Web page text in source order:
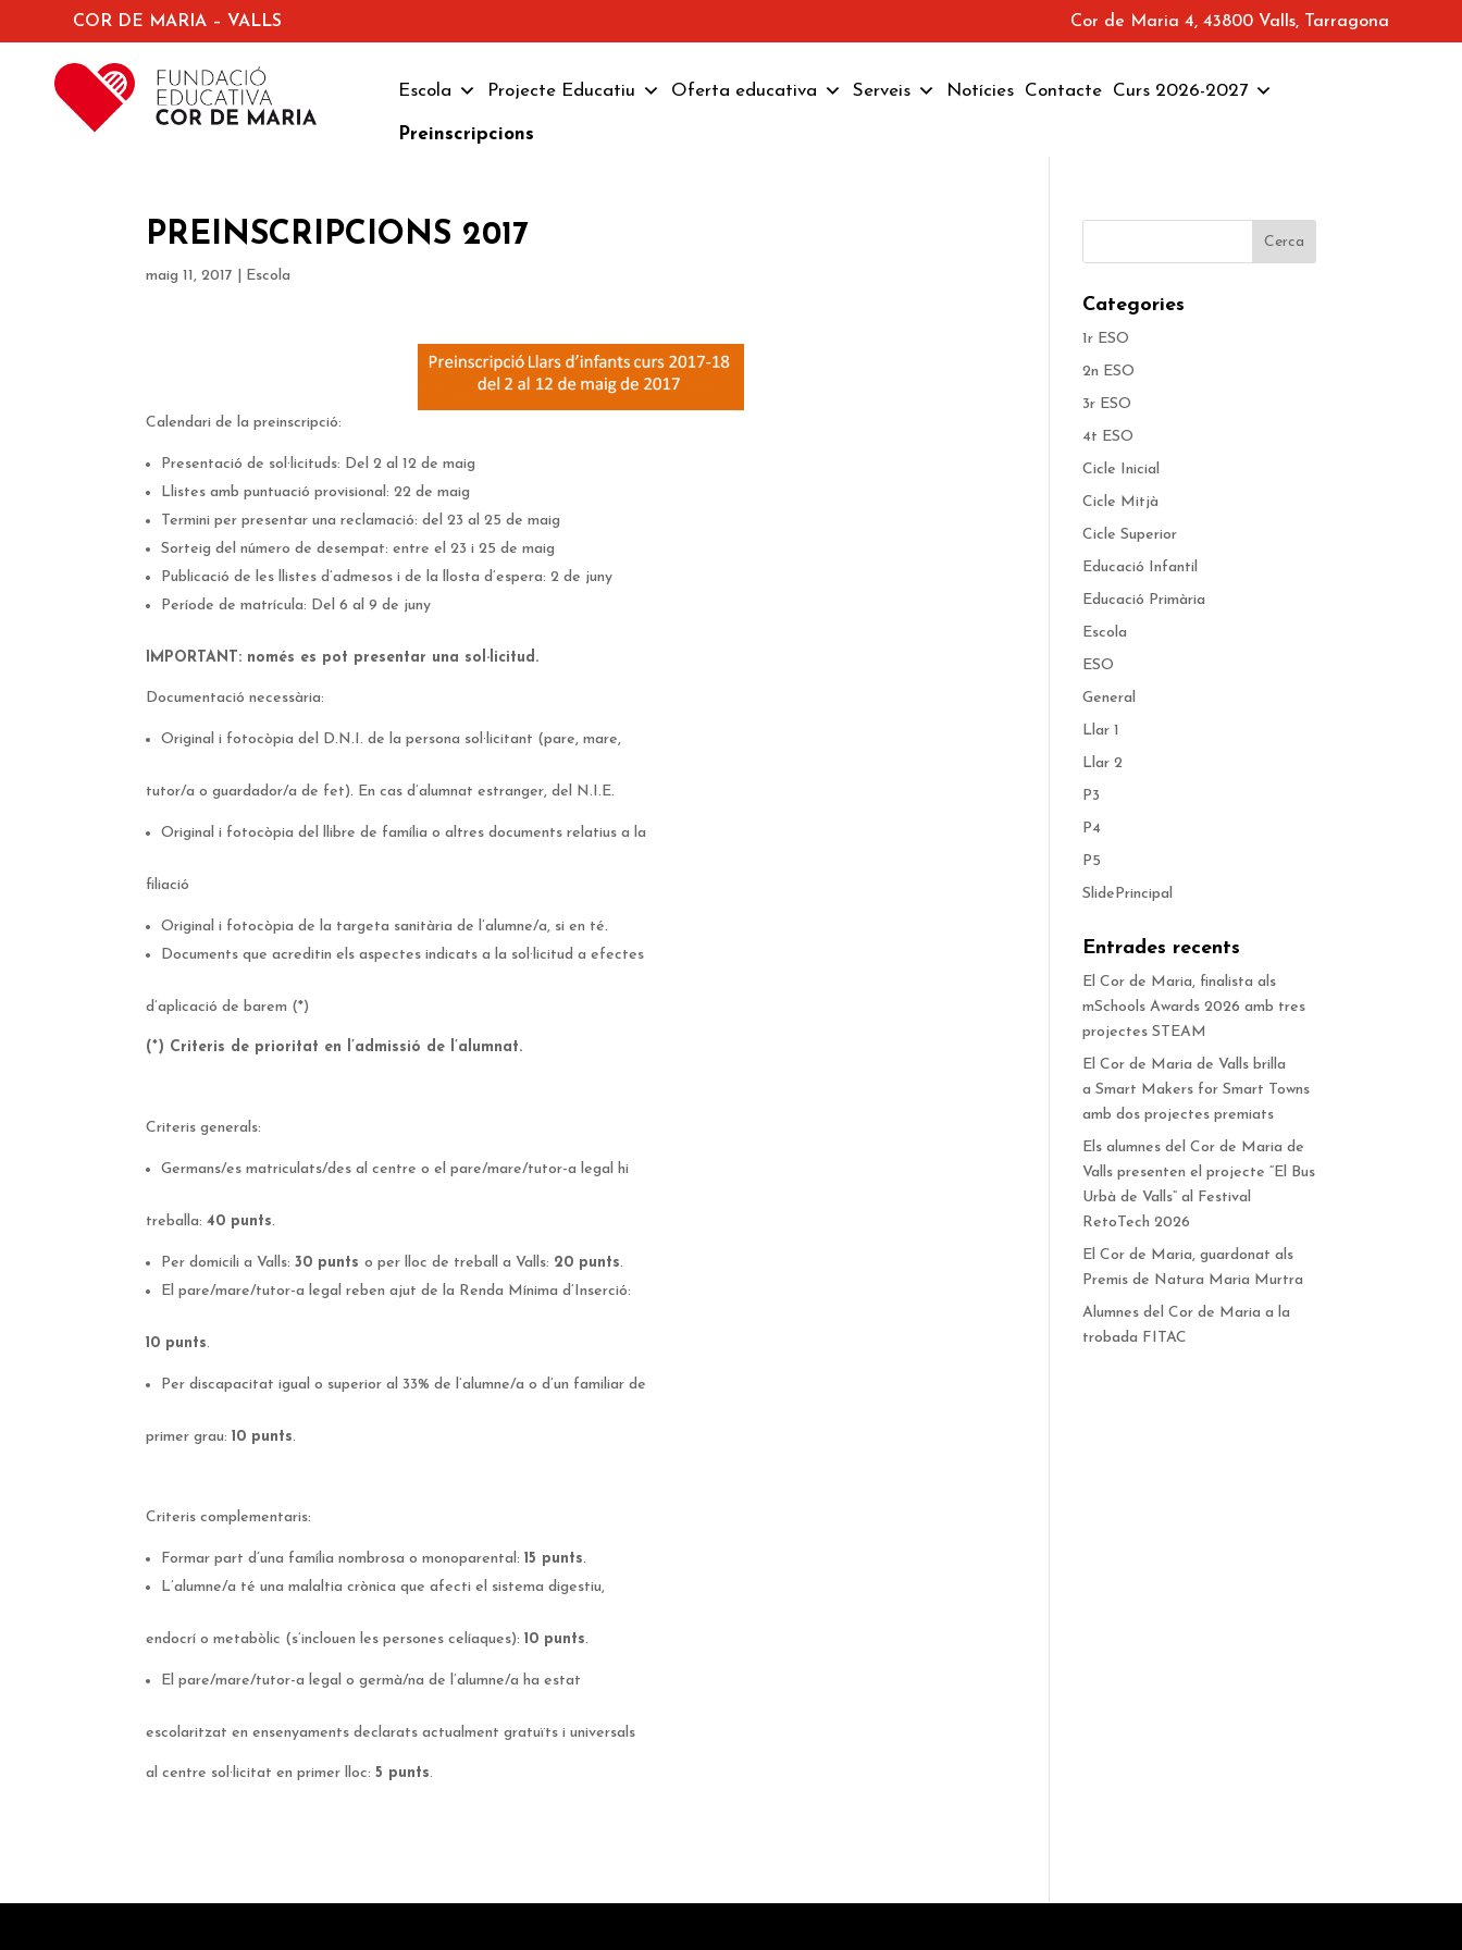
COR DE MARIA – VALLS Cor de Maria 4, 43800 Valls, Tarragona
Escola Projecte Educatiu Oferta educativa Serveis Notícies Contacte Curs 2026-2027
Preinscripcions
PREINSCRIPCIONS 2017
maig 11, 2017 Escola
Calendari de la preinscripció:
Presentació de sol·licituds: Del 2 al 12 de maig
Llistes amb puntuació provisional: 22 de maig
Termini per presentar una reclamació: del 23 al 25 de maig
Sorteig del número de desempat: entre el 23 i 25 de maig
Publicació de les llistes d’admesos i de la llosta d’espera: 2 de juny
Període de matrícula: Del 6 al 9 de juny
IMPORTANT: només es pot presentar una sol·licitud.
Documentació necessària:
Original i fotocòpia del D.N.I. de la persona sol·licitant (pare, mare,
tutor/a o guardador/a de fet). En cas d’alumnat estranger, del N.I.E.
Original i fotocòpia del llibre de família o altres documents relatius a la
filiació
Original i fotocòpia de la targeta sanitària de l’alumne/a, si en té.
Documents que acreditin els aspectes indicats a la sol·licitud a efectes
d’aplicació de barem (*)
(*) Criteris de prioritat en l’admissió de l’alumnat.
Criteris generals:
Germans/es matriculats/des al centre o el pare/mare/tutor-a legal hi
treballa:40 punts.
Per domicili a Valls:30 puntso per lloc de treball a Valls: 20 punts.
El pare/mare/tutor-a legal reben ajut de la Renda Mínima d’Inserció:
10 punts.
Per discapacitat igual o superior al 33% de l’alumne/a o d’un familiar de
primer grau:10 punts.
Criteris complementaris:
Formar part d’una família nombrosa o monoparental:15 punts.
L’alumne/a té una malaltia crònica que afecti el sistema digestiu,
endocrí o metabòlic (s’inclouen les persones celíaques):10 punts.
El pare/mare/tutor-a legal o germà/na de l’alumne/a ha estat
escolaritzat en ensenyaments declarats actualment gratuïts i universals
al centre sol·licitat en primer lloc:5 punts.
Categories
1r ESO
2n ESO
3r ESO
4t ESO
Cicle Inicial
Cicle Mitjà
Cicle Superior
Educació Infantil
Educació Primària
Escola
ESO
General
Llar 1
Llar 2
P3
P4
P5
SlidePrincipal
Entrades recents
El Cor de Maria, finalista als
mSchools Awards 2026 amb tres
projectes STEAM
El Cor de Maria de Valls brilla
a Smart Makers for Smart Towns
amb dos projectes premiats
Els alumnes del Cor de Maria de
Valls presenten el projecte “El Bus
Urbà de Valls” al Festival
RetoTech 2026
El Cor de Maria, guardonat als
Premis de Natura Maria Murtra
Alumnes del Cor de Maria a la
trobada FITAC